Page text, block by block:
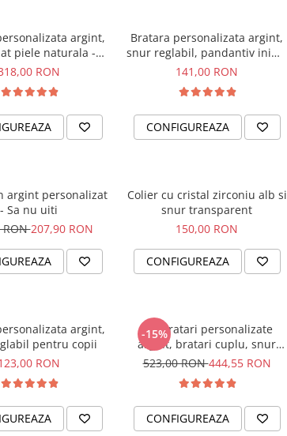
argint,
piele naturala -
The Best
RON
Bratara personalizata argint,
snur reglabil, pandantiv inima
- Kind Heart
141,00 RON
CONFIGUREAZA
argint personalizat
- Sa nu uiti
RON207,90 RON
Colier cu cristal zirconiu alb si
snur transparent
150,00 RON
CONFIGUREAZA
argint,
pentru copii
RON
-15%
Set bratari personalizate
argint, bratari cuplu, snur
impletit piele naturala
523,00 RON444,55 RON
CONFIGUREAZA